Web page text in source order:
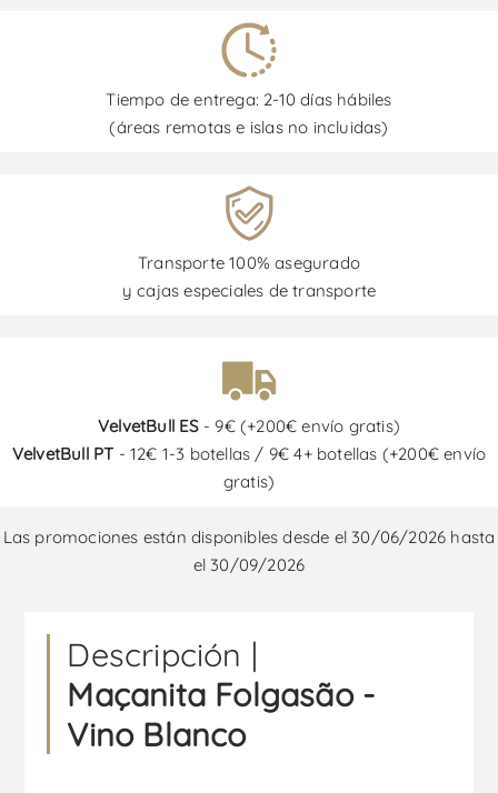
Tiempo de entrega: 2-10 días hábiles
(áreas remotas e islas no incluidas)
Transporte 100% asegurado
y cajas especiales de transporte
VelvetBull ES- 9€ (+200€ envío gratis)
VelvetBull PT - 12€ 1-3 botellas / 9€ 4+ botellas (+200€ envío
gratis)
Las promociones están disponibles desde el 30/06/2026 hasta
el 30/09/2026
Descripción |
Maçanita Folgasão -
Vino Blanco